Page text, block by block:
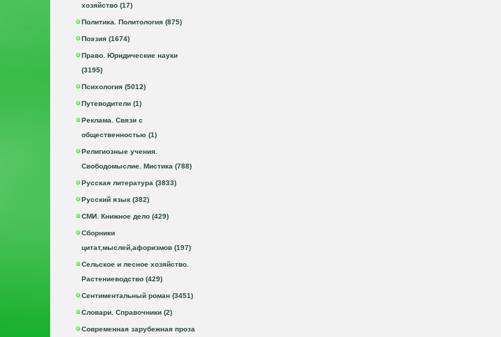
хозяйство (17)
Политика. Политология (875)
Поэзия (1674)
Право. Юридические науки
(3195)
Психология (5012)
Путеводители (1)
Реклама. Связи с
общественностью (1)
Религиозные учения.
Свободомыслие. Мистика (788)
Русская литература (3833)
Русский язык (382)
СМИ. Книжное дело (429)
Сборники
цитат,мыслей,афоризмов (197)
Сельское и лесное хозяйство.
Растениеводство (429)
Сентиментальный роман (3451)
Словари. Справочники (2)
Современная зарубежная проза